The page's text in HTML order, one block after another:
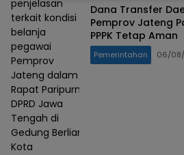
penjelasan
terkait kondisi
belanja
pegawai
Pemprov
Jateng dalam
Rapat Paripurna
DPRD Jawa
Tengah di
Gedung Berlian,
Kota
Dana Transfer
Pemprov Jateng
PPPK Tetap Aman
Pemerintahan 06/